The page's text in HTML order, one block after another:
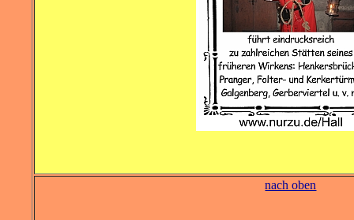
nach oben